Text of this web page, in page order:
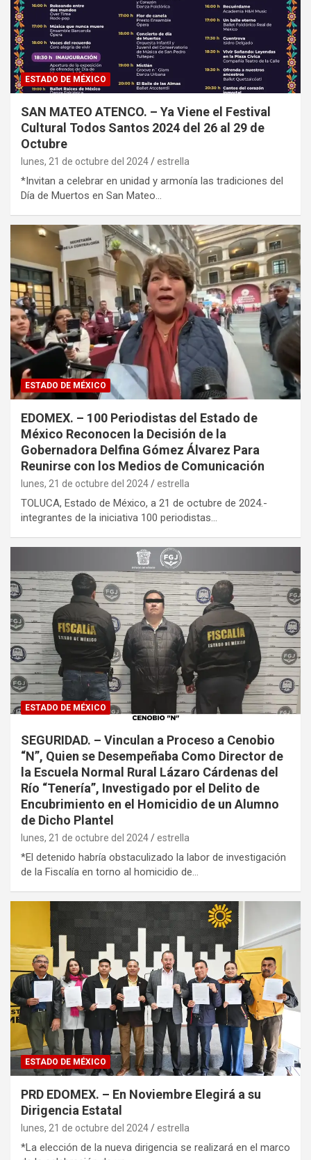
ESTADO DE MÉXICO
SAN MATEO ATENCO. – Ya Viene el Festival
Cultural Todos Santos 2024 del 26 al 29 de
Octubre
lunes, 21 de octubre del 2024 estrella
*Invitan a celebrar en unidad y armonía las tradiciones del
Día de Muertos en San Mateo…
ESTADO DE MÉXICO
EDOMEX. – 100 Periodistas del Estado de
México Reconocen la Decisión de la
Gobernadora Delfina Gómez Álvarez Para
Reunirse con los Medios de Comunicación
lunes, 21 de octubre del 2024 estrella
TOLUCA, Estado de México, a 21 de octubre de 2024.-
integrantes de la iniciativa 100 periodistas…
ESTADO DE MÉXICO
SEGURIDAD. – Vinculan a Proceso a Cenobio
“N”, Quien se Desempeñaba Como Director de
la Escuela Normal Rural Lázaro Cárdenas del
Río “Tenería”, Investigado por el Delito de
Encubrimiento en el Homicidio de un Alumno
de Dicho Plantel
lunes, 21 de octubre del 2024 estrella
*El detenido habría obstaculizado la labor de investigación
de la Fiscalía en torno al homicidio de…
ESTADO DE MÉXICO
PRD EDOMEX. – En Noviembre Elegirá a su
Dirigencia Estatal
lunes, 21 de octubre del 2024 estrella
*La elección de la nueva dirigencia se realizará en el marco